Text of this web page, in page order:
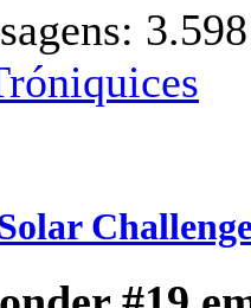
3.598